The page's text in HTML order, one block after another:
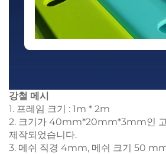
강철 메시
1. 프레임 크기 : 1m * 2m
2. 크기가 40mm*20mm*3mm인 고
제작되었습니다.
3. 메쉬 직경 4mm, 메쉬 크기 50